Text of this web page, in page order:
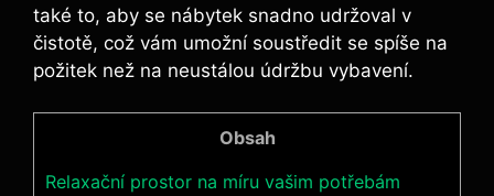
také to, aby se nábytek snadno udržoval v
čistotě, což vám umožní soustředit se spíše na
požitek než na neustálou údržbu vybavení.
Obsah
Relaxační prostor na míru vašim potřebám